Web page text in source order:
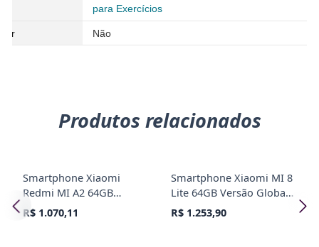
para Exercícios
Não
Produtos relacionados
Smartphone Xiaomi
Redmi MI A2 64GB
Versão Global
Desbloqueado Preto
R$ 1.070,11
Smartphone Xiaomi MI 8
Lite 64GB Versão Global
Desbloqueado Azul
R$ 1.253,90